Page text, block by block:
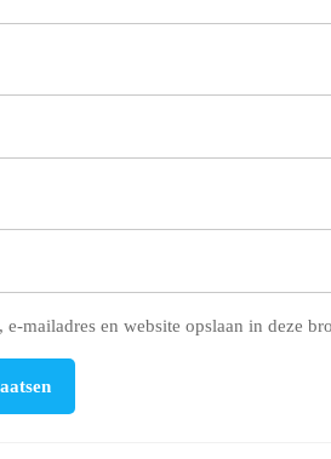
e-mailadres en website opslaan in deze